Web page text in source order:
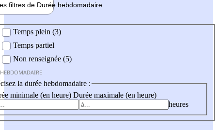
filtres de Durée hebdomadaire
Temps plein (3)
Temps partiel
Non renseignée (5)
la durée hebdomadaire :
minimale (en heure) Durée maximale (en heure)
heures